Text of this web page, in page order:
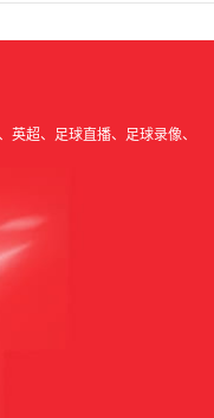
英超 足球直播 足球录像